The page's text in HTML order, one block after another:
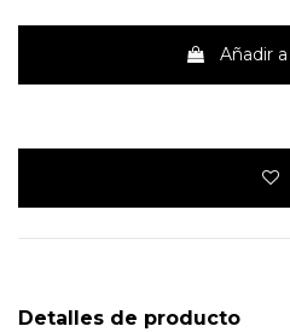
Añadir
Detalles de producto